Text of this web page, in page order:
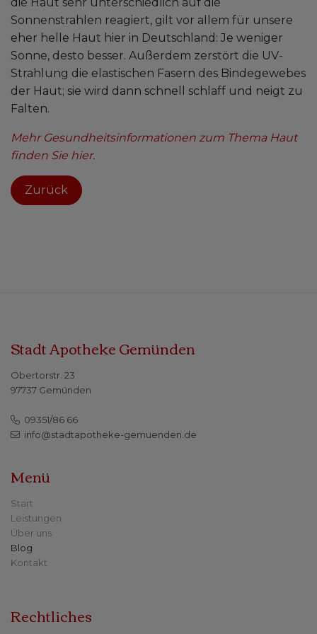
Zurück
Sonnenstrahlen reagiert, gilt vor allem für unsere
eher helle Haut hier in Deutschland: Je weniger
Sonne, desto besser. Außerdem zerstört die UV-
Strahlung die elastischen Fasern des Bindegewebes
der Haut; sie wird dann schnell schlaff und neigt zu
Falten.
Mehr Gesundheitsinformationen zum Thema Haut
finden Sie hier.
Stadt Apotheke Gemünden
Obertorstr. 23
97737 Gemünden
09351/86 66
info@stadtapotheke-gemuenden.de
Menü
Start
Leistungen
Über uns
Blog
Kontakt
Rechtliches